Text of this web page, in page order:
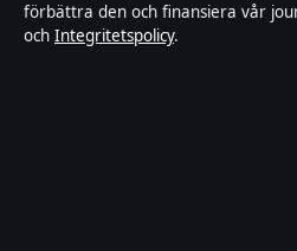
Om Bakom kulisserna i korthet
förbättra den och finansiera vår
och Integritetspolicy.